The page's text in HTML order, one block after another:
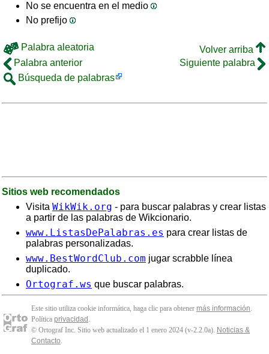
No se encuentra en el medio
No prefijo
Palabra aleatoria
Volver arriba
Palabra anterior
Siguiente palabra
Búsqueda de palabras
Sitios web recomendados
Visita WikWik.org - para buscar palabras y crear listas
a partir de las palabras de Wikcionario.
www.ListasDePalabras.es para crear listas de
palabras personalizadas.
www.BestWordClub.com jugar scrabble línea
duplicado.
Ortograf.ws que buscar palabras.
Este sitio utiliza cookie informática, haga clic para obtener más información.
Política privacidad .
© Ortograf Inc. Sitio web actualizado el 1 enero 2024 (v-2.2.0a). Noticias &
Contacto.